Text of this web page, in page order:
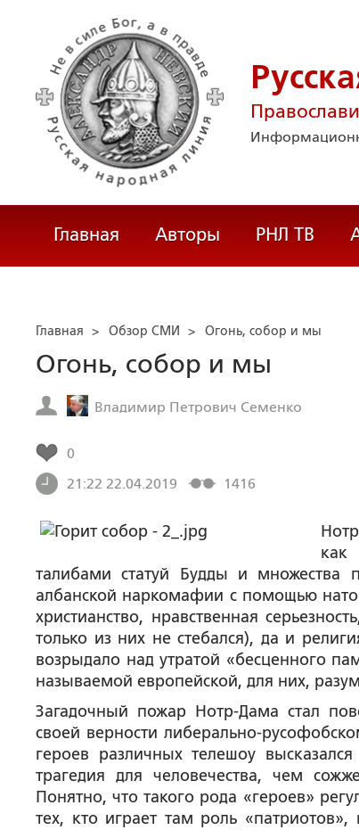
Главная Авторы РНЛ ТВ
Главная > Обзор СМИ > Огонь, собор и мы
Огонь, собор и мы
Владимир Петрович Семенко
0
21:22 22.04.2019
1416
как
талибами статуй Будды и множества
албанской наркомафии с помощью
христианство, нравственная
только из них не стебался), да и
возрыдало над утратой «бесценного
называемой европейской, для них,
Загадочный пожар Нотр-Дама стал
своей верности либерально-
героев различных телешоу
трагедия для человечества, чем
Понятно, что такого рода «героев»
тех, кто играет там роль